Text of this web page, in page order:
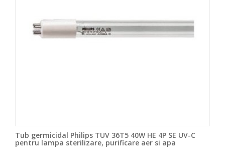
Tub germicidal Philips TUV 36T5 40W HE 4P SE UV-C
pentru lampa sterilizare, purificare aer si apa